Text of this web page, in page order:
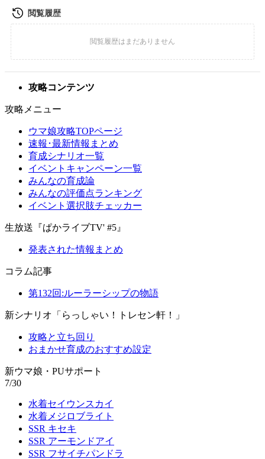
攻略コンテンツ
攻略メニュー
ウマ娘攻略TOPページ
速報･最新情報まとめ
育成シナリオ一覧
イベントキャンペーン一覧
みんなの育成論
みんなの評価点ランキング
イベント選択肢チェッカー
生放送『ぱかライブTV' #5』
発表された情報まとめ
コラム記事
第132回:ルーラーシップの物語
新シナリオ「らっしゃい！トレセン軒！」
攻略と立ち回り
おまかせ育成のおすすめ設定
新ウマ娘・PUサポート
7/30
水着セイウンスカイ
水着メジロブライト
SSR キセキ
SSR アーモンドアイ
SSR フサイチパンドラ